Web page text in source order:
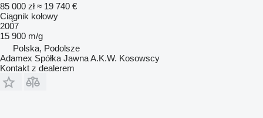
85 000 zł ≈ 19 740 €
Ciągnik kołowy
2007
15 900 m/g
Polska, Podolsze
Adamex Spółka Jawna A.K.W. Kosowscy
Kontakt z dealerem